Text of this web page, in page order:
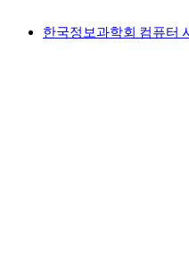
한국정보과학회 컴퓨터